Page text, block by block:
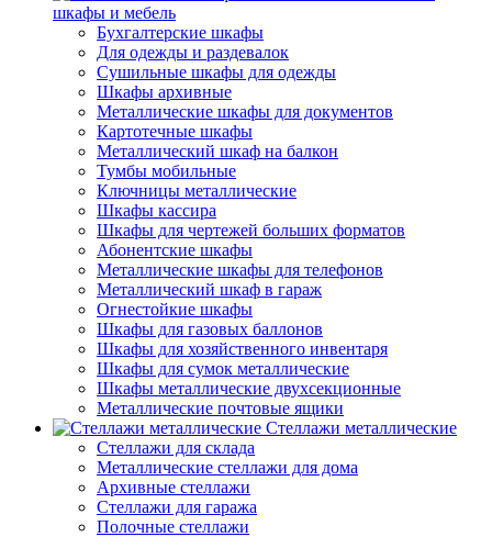
шкафы и мебель
Бухгалтерские шкафы
Для одежды и раздевалок
Сушильные шкафы для одежды
Шкафы архивные
Металлические шкафы для документов
Картотечные шкафы
Металлический шкаф на балкон
Тумбы мобильные
Ключницы металлические
Шкафы кассира
Шкафы для чертежей больших форматов
Абонентские шкафы
Металлические шкафы для телефонов
Металлический шкаф в гараж
Огнестойкие шкафы
Шкафы для газовых баллонов
Шкафы для хозяйственного инвентаря
Шкафы для сумок металлические
Шкафы металлические двухсекционные
Металлические почтовые ящики
Стеллажи металлические
Стеллажи для склада
Металлические стеллажи для дома
Архивные стеллажи
Стеллажи для гаража
Полочные стеллажи